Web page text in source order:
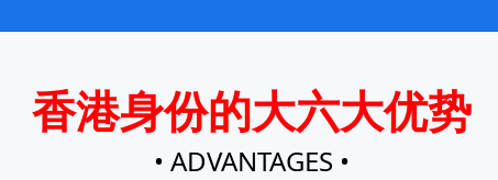
香港身份的大六大优势
• ADVANTAGES •